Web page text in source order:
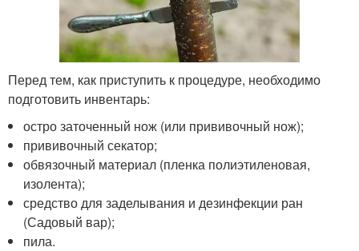
Перед тем, как приступить к процедуре, необходимо
подготовить инвентарь:
остро заточенный нож (или прививочный нож);
прививочный секатор;
обвязочный материал (пленка полиэтиленовая,
изолента);
средство для заделывания и дезинфекции ран
(Садовый вар);
пила.